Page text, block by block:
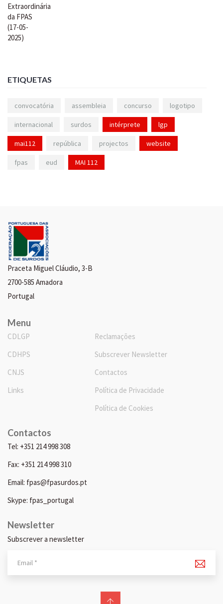
ETIQUETAS
convocatória assembleia concurso logotipo
internacional surdos intérprete lgp
mai112 república projectos website
fpas eud MAI 112
Praceta Miguel Cláudio, 3-B
2700-585 Amadora
Portugal
Menu
CDLGP
CDHPS
CNJS
Links
Reclamações
Subscrever Newsletter
Contactos
Política de Privacidade
Política de Cookies
Contactos
Tel: +351 214 998 308
Fax: +351 214 998 310
Email: fpas@fpasurdos.pt
Skype: fpas_portugal
Newsletter
Subscrever a newsletter